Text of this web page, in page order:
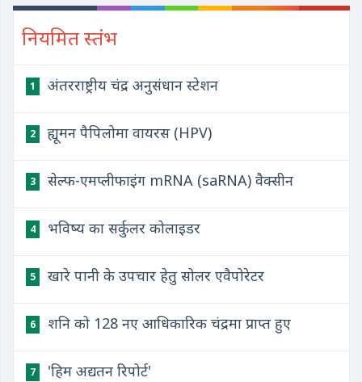
नियमित स्तंभ
1 अंतरराष्ट्रीय चंद्र अनुसंधान स्टेशन
2 ह्यूमन पैपिलोमा वायरस (HPV)
3 सेल्फ-एमप्लीफाइंग mRNA (saRNA) वैक्सीन
4 भविष्य का सर्कुलर कोलाइडर
5 खारे पानी के उपचार हेतु सोलर एवैपोरेटर
6 शनि को 128 नए आधिकारिक चंद्रमा प्राप्त हुए
7 'हिम अद्यतन रिपोर्ट'